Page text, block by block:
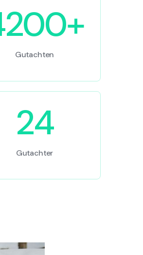
Gutachten
24
Gutachter